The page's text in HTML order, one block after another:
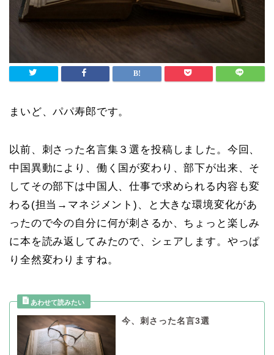
まいど、パパ寿郎です。
以前、刺さった名言集３選を投稿しました。今回、
中国異動により、働く国が変わり、部下が出来、そ
してその部下は中国人、仕事で求められる内容も変
わる(担当→マネジメント)、と大きな環境変化があ
ったので今の自分に何が刺さるか、ちょっと楽しみ
に本を読み返してみたので、シェアします。やっぱ
り全然変わりますね。
今、刺さった名言3選